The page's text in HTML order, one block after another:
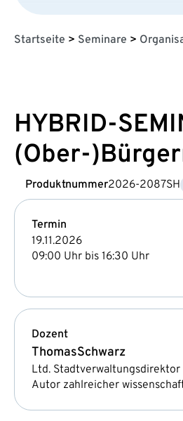
Startseite > Seminare >
HYBRID-
(Ober-
Produktnummer2026-2087SH
Termin
19.11.2026
09:00 Uhr bis 16:30 Uhr
Dozent
ThomasSchwarz
Ltd.
Autor zahlreicher